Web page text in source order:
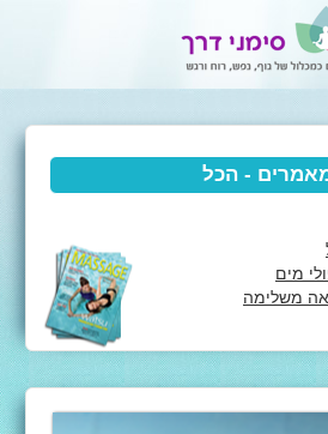
- הכל
מים
משלימה